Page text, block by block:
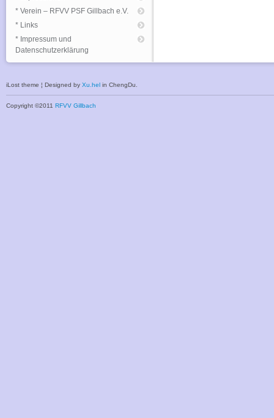
* Verein – RFVV PSF Gillbach e.V.
* Links
* Impressum und
Datenschutzerklärung
iLost theme ¦ Designed by Xu.hel in ChengDu.
Copyright ©2011 RFVV Gillbach